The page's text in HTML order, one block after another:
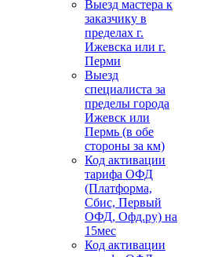
Выезд мастера к
заказчику в
пределах г.
Ижевска или г.
Перми
Выезд
специалиста за
пределы города
Ижевск или
Пермь (в обе
стороны за км)
Код активации
тарифа ОФД
(Платформа,
Сбис, Первый
ОФД, Офд.ру) на
15мес
Код активации